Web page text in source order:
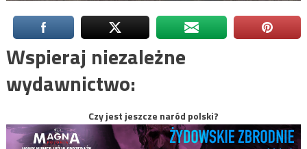
Wspieraj niezależne
wydawnictwo:
Czy jest jeszcze naród polski?